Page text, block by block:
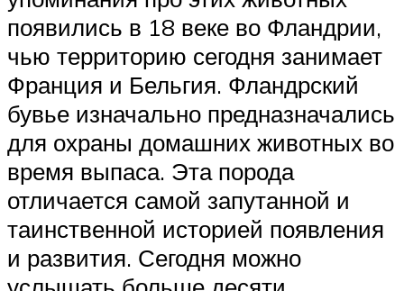
появились в 18 веке во Фландрии,
чью территорию сегодня занимает
Франция и Бельгия. Фландрский
бувье изначально предназначались
для охраны домашних животных во
время выпаса. Эта порода
отличается самой запутанной и
таинственной историей появления
и развития. Сегодня можно